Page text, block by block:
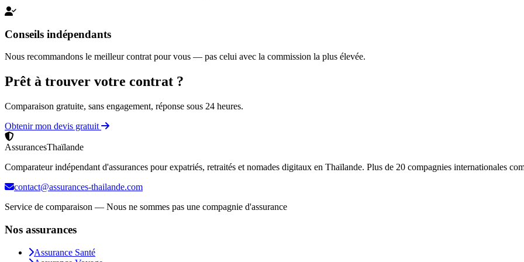
Conseils indépendants
Nous recommandons le meilleur contrat pour vous — pas celui avec la commission la plus élevée.
Prêt à trouver votre contrat ?
Comparaison gratuite, sans engagement, réponse sous 24 heures.
Obtenir mon devis gratuit
AssurancesThaïlande
Comparateur indépendant d'assurances pour expatriés, retraités et nomades digitaux en Thaïlande. Plus de 20 compagnies internationales
contact@assurances-thailande.com
Service de comparaison — Nous ne sommes pas une compagnie d'assurance
Nos assurances
Assurance Santé